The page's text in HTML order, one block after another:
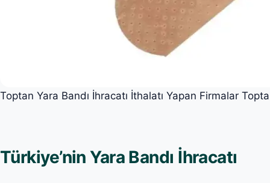
Toptan Yara Bandı İhracatı İthalatı Yapan Firmalar
Türkiye’nin Yara Bandı İhracatı